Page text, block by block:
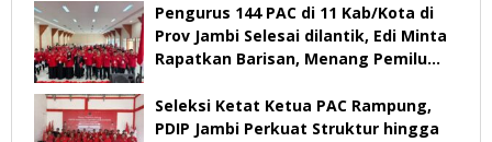
Pengurus 144 PAC di 11 Kab/Kota di
Prov Jambi Selesai dilantik, Edi Minta
Rapatkan Barisan, Menang Pemilu
Seleksi Ketat Ketua PAC Rampung,
PDIP Jambi Perkuat Struktur hingga